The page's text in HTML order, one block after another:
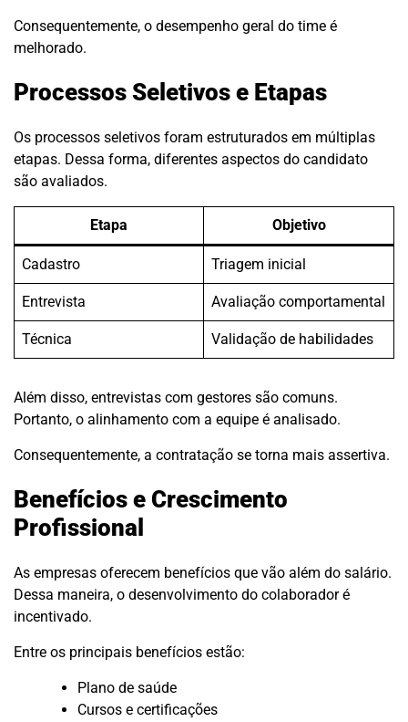
Consequentemente, o desempenho geral do time é
melhorado.
Processos Seletivos e Etapas
Os processos seletivos foram estruturados em múltiplas
etapas. Dessa forma, diferentes aspectos do candidato
são avaliados.
Etapa Objetivo
Cadastro Triagem inicial
Entrevista Avaliação comportamental
Técnica Validação de habilidades
Além disso, entrevistas com gestores são comuns.
Portanto, o alinhamento com a equipe é analisado.
Consequentemente, a contratação se torna mais assertiva.
Benefícios e Crescimento
Profissional
As empresas oferecem benefícios que vão além do salário.
Dessa maneira, o desenvolvimento do colaborador é
incentivado.
Entre os principais benefícios estão:
Plano de saúde
Cursos e certificações